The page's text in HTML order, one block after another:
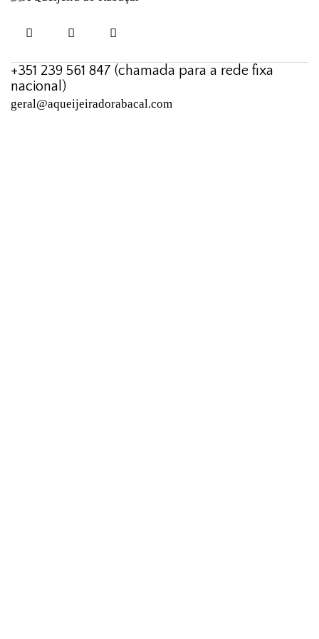
+351 239 561 847 (chamada para a rede fixa
nacional)
geral@aqueijeiradorabacal.com